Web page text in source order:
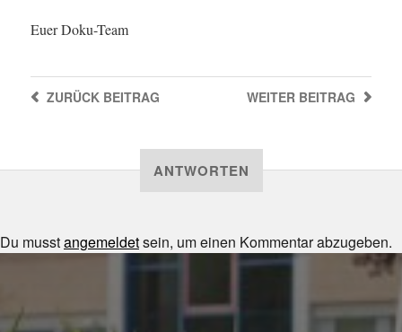
Euer Doku-Team
WEITER BEITRAG
ZURÜCKBEITRAG
ANTWORTEN
Du musstangemeldetsein, um einen Kommentar abzugeben.